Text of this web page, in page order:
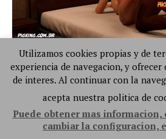
Utilizamos cookies propias y de
experiencia de navegacion, y
de interes. Al continuar con la
acepta nuestra politica de
Puede obtener mas informacion,
cambiar la configuracion,